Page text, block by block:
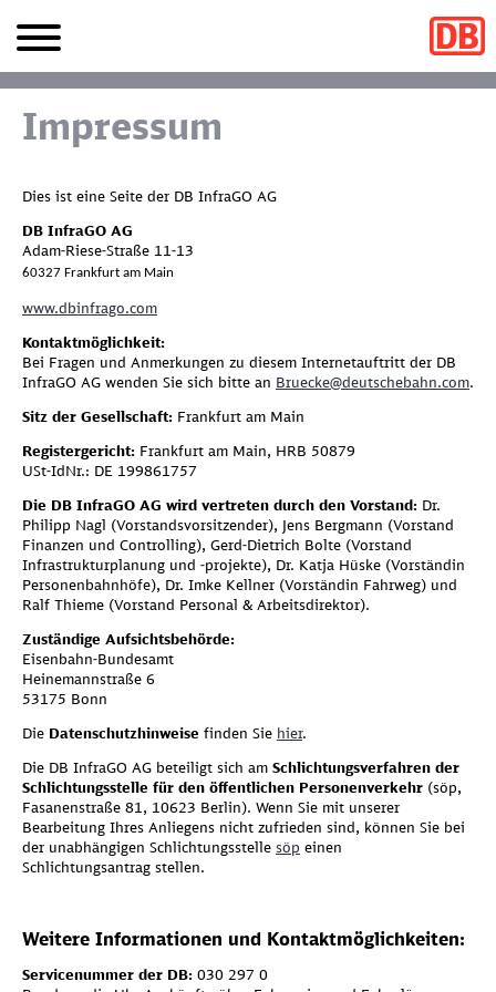
Wir benötigen Ihre Zustimmung,
um Google Maps zu laden!
Diese Karte wird von einem Drittanbieter (Google Maps) zur
Verfügung gestellt. Mit Aktivierung der Karte wird von Ihnen eine
übermitteln Sie personenbezogene Daten (mindestens Ihre IP-
Adresse) an Google. Mehr dazu in unseremDatenschutzhinweisen
Hierfür wird ein vom Betreiber der Seite verwaltetes Cookie
gesetzt.
Impressum
Dies ist eine Seite der DB InfraGO AG
DB InfraGO AG
Adam-Riese-Straße 11-13
60327 Frankfurt am Main
www.dbinfrago.com
Kontaktmöglichkeit:
Bei Fragen und Anmerkungen zu diesem Internetauftritt der DB
InfraGO AG wenden Sie sich bitte an Bruecke@deutschebahn.com.
Sitz der Gesellschaft: Frankfurt am Main
Registergericht: Frankfurt am Main, HRB 50879
USt-IdNr.: DE 199861757
Die DB InfraGO AG wird vertreten durch den Vorstand: Dr.
Philipp Nagl (Vorstandsvorsitzender), Jens Bergmann (Vorstand
Finanzen und Controlling), Gerd-Dietrich Bolte (Vorstand
Infrastrukturplanung und -projekte), Dr. Katja Hüske (Vorständin
Personenbahnhöfe), Dr. Imke Kellner (Vorständin Fahrweg) und
Ralf Thieme (Vorstand Personal & Arbeitsdirektor).
Zuständige Aufsichtsbehörde:
Eisenbahn-Bundesamt
Heinemannstraße 6
53175 Bonn
Die Datenschutzhinweise finden Sie hier.
Die DB InfraGO AG beteiligt sich am Schlichtungsverfahren der
Schlichtungsstelle für den öffentlichen Personenverkehr (söp,
Fasanenstraße 81, 10623 Berlin). Wenn Sie mit unserer
Bearbeitung Ihres Anliegens nicht zufrieden sind, können Sie bei
der unabhängigen Schlichtungsstelle söp einen
Schlichtungsantrag stellen.
Weitere Informationen und Kontaktmöglichkeiten:
Servicenummer der DB: 030 297 0